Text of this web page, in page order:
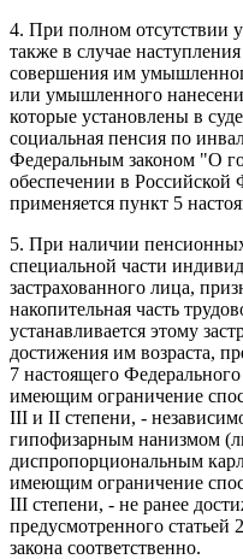
4. При полном отсутствии
также в случае
совершения им
или умышленного
которые установлены в
социальная пенсия по
Федеральным законом "О
обеспечении в
применяется пункт 5
5. При наличии
специальной части
застрахованного лица,
накопительная часть
устанавливается этому
достижения им возраста,
7 настоящего
имеющим ограничение
III и II степени, -
гипофизарным нанизмом
диспропорциональным
имеющим ограничение
III степени, - не ранее
предусмотренного статьей
закона соответственно.